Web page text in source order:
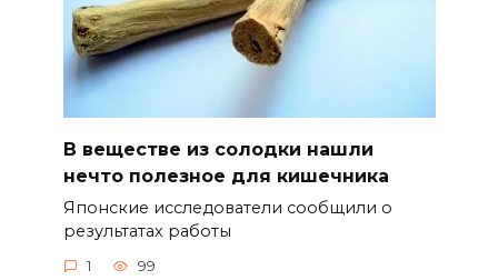
В веществе из солодки нашли
нечто полезное для кишечника
Японские исследователи сообщили о
результатах работы
1 99